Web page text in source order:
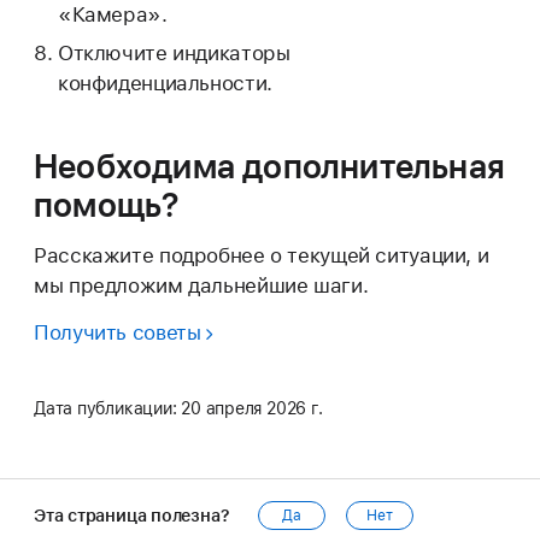
«Камера».
Отключите индикаторы
конфиденциальности.
Необходима дополнительная
помощь?
Расскажите подробнее о текущей ситуации, и
мы предложим дальнейшие шаги.
Получить советы
Дата публикации: 20 апреля 2026 г.
Эта страница полезна? Да Нет